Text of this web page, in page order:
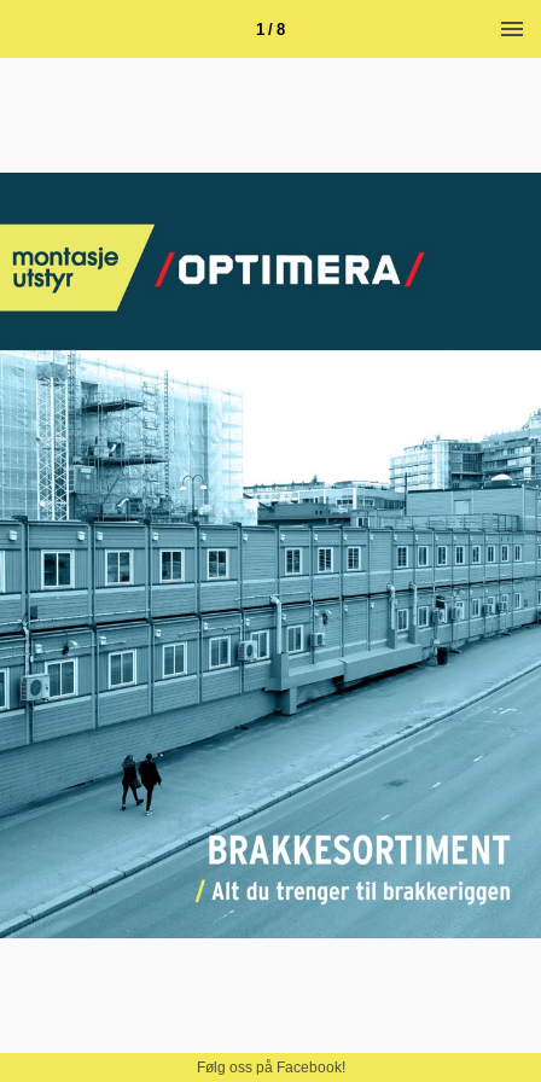
1 / 8
Følg oss på Facebook!